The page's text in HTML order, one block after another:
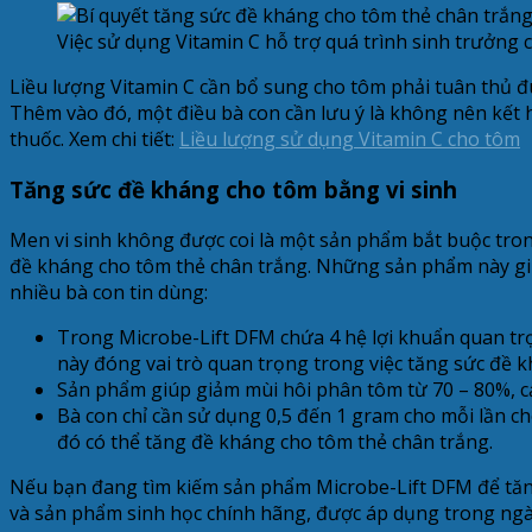
Việc sử dụng Vitamin C hỗ trợ quá trình sinh trưởng
Liều lượng Vitamin C cần bổ sung cho tôm phải tuân thủ
Thêm vào đó, một điều bà con cần lưu ý là không nên
thuốc. Xem chi tiết: Liều lượng sử dụng Vitamin C cho tôm
Tăng sức đề kháng cho tôm bằng vi sinh
Men vi sinh không được coi là một sản phẩm bắt buộc
đề kháng cho tôm thẻ chân trắng. Những sản phẩm này
nhiều bà con tin dùng:
Trong Microbe-Lift DFM chứa 4 hệ lợi khuẩn quan
này đóng vai trò quan trọng trong việc tăng sức đề
Sản phẩm giúp giảm mùi hôi phân tôm từ 70 – 80%,
Bà con chỉ cần sử dụng 0,5 đến 1 gram cho mỗi lần
đó có thể tăng đề kháng cho tôm thẻ chân trắng.
Nếu bạn đang tìm kiếm sản phẩm Microbe-Lift DFM để
và sản phẩm sinh học chính hãng, được áp dụng trong